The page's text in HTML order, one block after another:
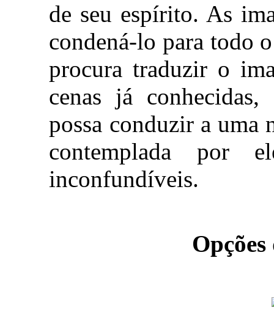
de seu espírito. As
condená-lo para todo
procura traduzir o
cenas já
possa conduzir a uma
contemplada por
inconfundíveis.